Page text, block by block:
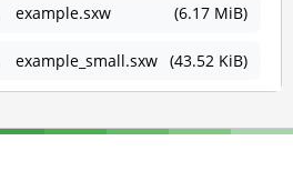
example.sxw (6.17 MiB)
example_small.sxw (43.52 KiB)